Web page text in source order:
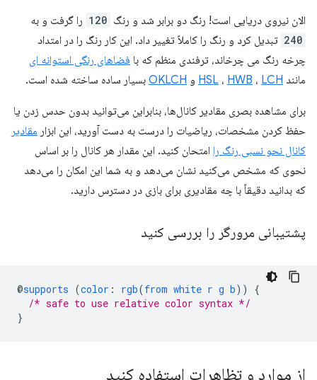
الان نیروی دریایی است! رنگ دو برابر شد و رنگ 120 را گرفت و به
240 تبدیل کرد و رنگ را کاملاً تغییر داد. این کار رنگ را در امتداد
چرخه رنگ می چرخاند، ترفندی منظم که با فضاهای رنگی استوانه ای
مانند
HSL ، HWB ، LCH و OKLCH بسیار ساده ساخته شده است.
برای مشاهده بصری مقادیر کانال‌ها، بنابراین می‌توانید بدون حدس زدن یا
حفظ کردن مشخصات، ریاضیات را درست به دست آورید، این ابزار مقادیر
کانال نحو نسبی رنگ را امتحان کنید. این مقدار هر کانال را بر اساس
نحوی که مشخص می‌کنید نشان می‌دهد و به شما این امکان را می‌دهد
که بدانید دقیقاً با چه مقادیری برای بازی در دسترس دارید.
پشتیبانی مرورگر را بررسی کنید
@supports (color : rgb(from white r g b))
{
/* safe to use relative color syntax */
}
از موارد و تظاهرات استفاده کنید